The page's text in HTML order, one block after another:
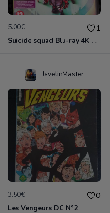
5.00€ 1
Suicide squad Blu-ray 4K ultra HD
JavelinMaster
3.50€ 0
Les Vengeurs DC N°2